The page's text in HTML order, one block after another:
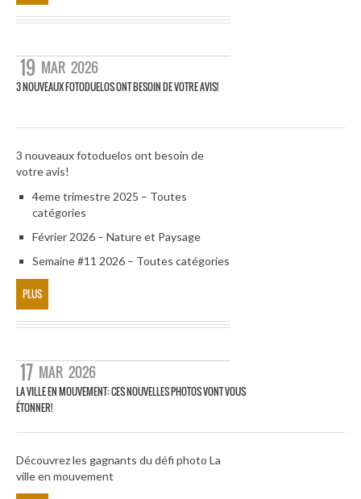
19 MAR 2026
3 NOUVEAUX FOTODUELOS ONT BESOIN DE VOTRE AVIS!
3 nouveaux fotoduelos ont besoin de
votre avis!
4eme trimestre 2025 – Toutes
catégories
Février 2026 – Nature et Paysage
Semaine #11 2026 – Toutes catégories
PLUS
17 MAR 2026
LA VILLE EN MOUVEMENT: CES NOUVELLES PHOTOS VONT VOUS
ÉTONNER!
Découvrez les gagnants du défi photo La
ville en mouvement